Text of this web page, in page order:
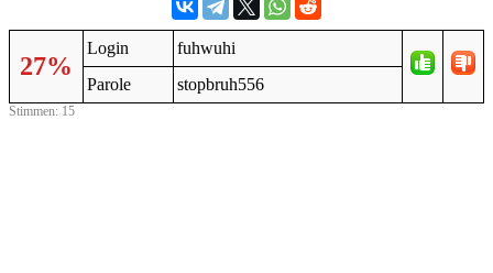
27%
Login
fuhwuhi
Parole
stopbruh556
Stimmen: 15